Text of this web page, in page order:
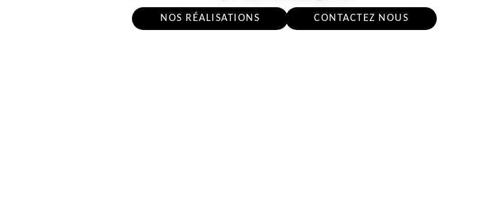
NOS RÉALISATIONS CONTACTEZ NOUS